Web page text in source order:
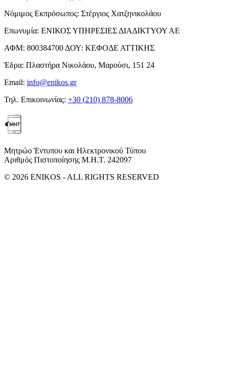
Νόμιμος Εκπρόσωπος: Στέργιος Χατζηνικολάου
Επωνυμία: ΕΝΙΚΟΣ ΥΠΗΡΕΣΙΕΣ ΔΙΑΔΙΚΤΥΟΥ ΑΕ
ΑΦΜ: 800384700 ΔΟΥ: ΚΕΦΟΔΕ ΑΤΤΙΚΗΣ
Έδρα: Πλαστήρα Νικολάου, Μαρούσι, 151 24
Email: info@enikos.gr
Τηλ. Επικοινωνίας: +30 (210) 878-8006
Μητρώο Έντυπου και Ηλεκτρονικού Τύπου
Αριθμός Πιστοποίησης Μ.Η.Τ. 242097
© 2026 ENIKOS - ALL RIGHTS RESERVED